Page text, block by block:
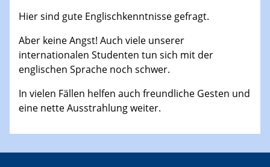
Hier sind gute Englischkenntnisse gefragt.
Aber keine Angst! Auch viele unserer
internationalen Studenten tun sich mit der
englischen Sprache noch schwer.
In vielen Fällen helfen auch freundliche Gesten und
eine nette Ausstrahlung weiter.